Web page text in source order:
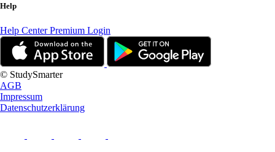
Help
Help CenterPremium Login
© StudySmarter
AGB
Impressum
Datenschutzerklärung